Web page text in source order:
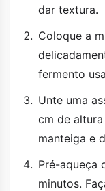
dar textura.
Coloque a
fermento
Unte uma
cm de
manteiga e
Pré-aqueça
minutos.